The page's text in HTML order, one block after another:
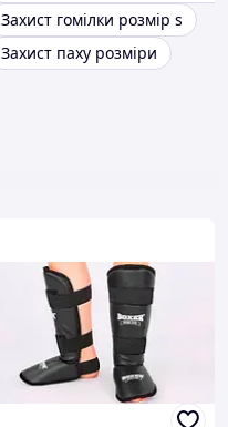
Захист гомілки розмір s
Захист паху розміри